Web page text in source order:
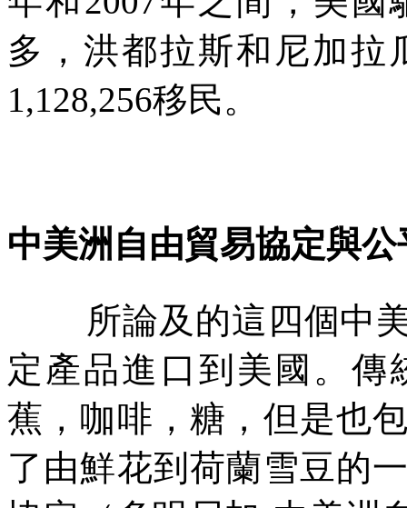
多，洪都拉斯和尼加拉
1,128,256移民。
中美洲自由貿易協定與公
所論及的這四個中
定產品進口到美國。傳
蕉，咖啡，糖，但是也
了由鮮花到荷蘭雪豆的